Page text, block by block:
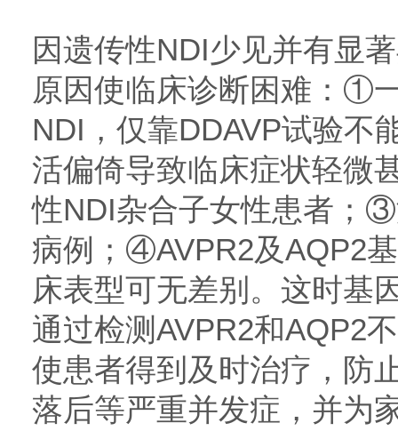
因遗传性NDI少见并有显
原因使临床诊断困难：①
NDI，仅靠DDAVP试验
活偏倚导致临床症状轻微
性NDI杂合子女性患者；
病例；④AVPR2及AQP2
床表型可无差别。这时基
通过检测AVPR2和AQP2
使患者得到及时治疗，防
落后等严重并发症，并为